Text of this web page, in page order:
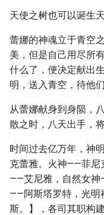
天使之树也可以诞生
蕾娜的神魂立于青空
美，但是自己用尽所
什么了，便决定献出
明，送入青空，待他
从蕾娜献身到身陨，
散之时，八天出手，
时间过去亿万年，神
克蕾雅。火神——菲尼
——艾尼雅，自然女
——阿斯塔罗特，光
斯。】，各司其职构